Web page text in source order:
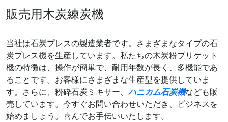
販売用木炭練炭機
当社は石炭プレスの製造業者です。さまざまなタイプの石
炭プレス機を生産しています。私たちの木炭粉ブリケット
機の特徴は、操作が簡単で、耐用年数が長く、多機能であ
ることです。お客様にさまざまな生産型を提供していま
す。さらに、粉砕石炭ミキサー、ハニカム石炭機なども販
売しています。今すぐお問い合わせいただき、ビジネスを
始めましょう。喜んでお手伝いいたします。